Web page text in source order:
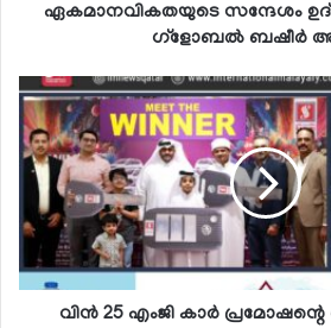
ഏകമാനവികതയുടെ സന്ദേശം
ഗ്‌ളോബല്‍ ബഷീര്‍
വിന്‍ 25 എംജി കാര്‍